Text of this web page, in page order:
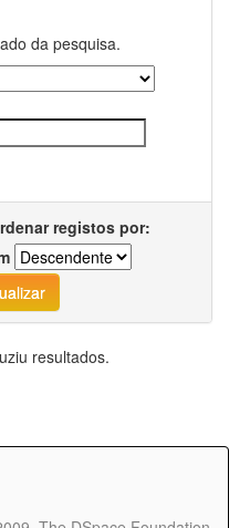
da pesquisa.
registos por:
resultados.